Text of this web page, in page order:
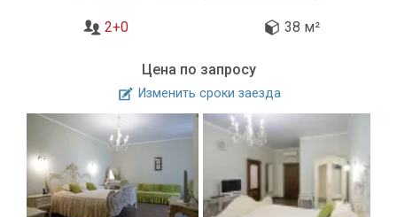
2+0 38 м²
Цена по запросу
Изменить сроки заезда